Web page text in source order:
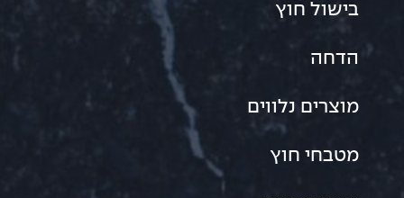
בישול חוץ
הדחה
מוצרים נלווים
מטבחי חוץ